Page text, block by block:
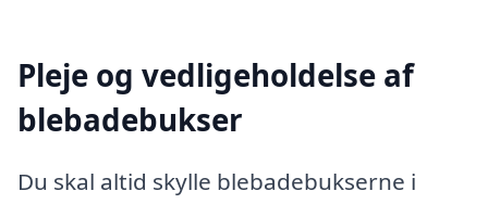
Pleje og vedligeholdelse af
blebadebukser
Du skal altid skylle blebadebukserne i